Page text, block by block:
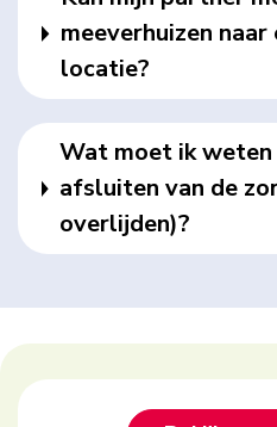
meeverhuizen
locatie?
Wat moet ik
afsluiten van de
overlijden)?
Footer